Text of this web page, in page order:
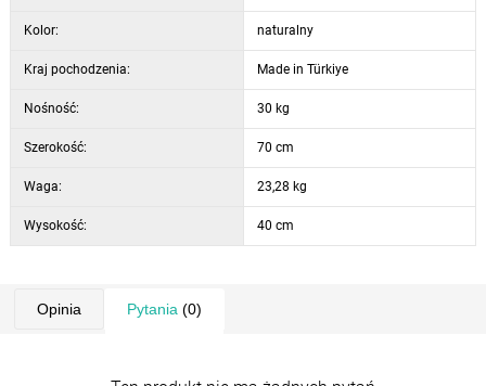
Kolor: naturalny
Kraj pochodzenia: Made in Türkiye
Nośność: 30 kg
Szerokość: 70 cm
Waga: 23,28 kg
Wysokość: 40 cm
Opinia Pytania (0)